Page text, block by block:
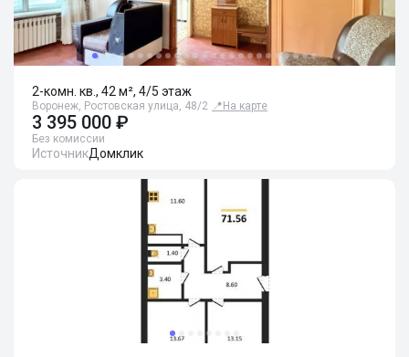
2-комн. кв., 42 м², 4/5 этаж
Воронеж, Ростовская улица, 48/2 📍 На карте
3 395 000 ₽
Без комиссии
ИсточникДомклик